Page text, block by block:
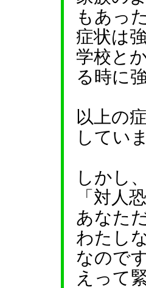
もあっ
症状は
学校と
る時に
以上の
してい
しかし
「対人
あなた
わたし
なので
えって